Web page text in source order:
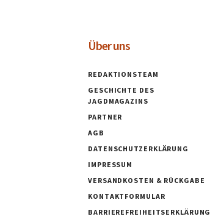
Über uns
REDAKTIONSTEAM
GESCHICHTE DES
JAGDMAGAZINS
PARTNER
AGB
DATENSCHUTZERKLÄRUNG
IMPRESSUM
VERSANDKOSTEN & RÜCKGABE
KONTAKTFORMULAR
BARRIEREFREIHEITSERKLÄRUNG